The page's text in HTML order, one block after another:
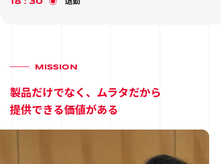
18：30
MISSION
製品だけでなく、ムラタだから
提供できる価値がある